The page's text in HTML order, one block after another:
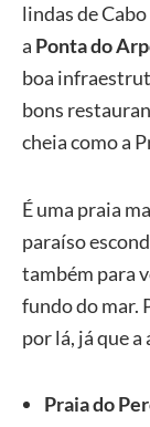
lindas de
a Ponta do
boa
bons
cheia como a
É uma praia
paraíso
também para
fundo do mar.
por lá, já que a
Praia do